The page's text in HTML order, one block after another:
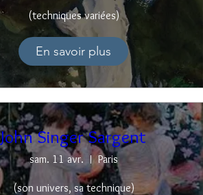
(techniques variées)
En savoir plus
John Singer Sargent
sam. 11 avr. Paris
(son univers, sa technique)